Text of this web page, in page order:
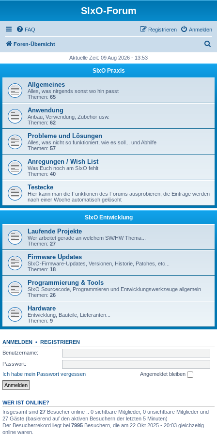
SIxO-Forum
FAQ Anmelden
Registrieren
Foren-Übersicht
h
Aktuelle Zeit: 09 Aug 2026 - 13:53
SIxO Praxis
Allgemeines
Alles, was nirgends sonst wo hin passt
Themen: 65
Anwendung
Anbau, Verwendung, Zubehör usw.
Themen: 62
Probleme und Lösungen
Alles, was nicht so funktioniert, wie es soll... und Abhilfe
Themen: 57
Anregungen / Wish List
Was Euch noch am SIxO fehlt
Themen: 40
Testecke
Hier kann man die Funktionen des Forums ausprobieren; die Einträge werden
nach einer Woche automatisch gelöscht
SIxO Entwicklung
Laufende Projekte
Wer arbeitet gerade an welchem SW/HW Thema...
Themen: 27
Firmware Updates
SIxO-Firmware-Updates, Versionen, Historie, Patches, etc...
Themen: 18
Programmierung & Tools
SIxO Sourcecode, Programmieren und Entwicklungswerkzeuge allgemein
Themen: 26
Hardware
Entwicklung, Bauteile, Lieferanten...
Themen: 9
ANMELDEN • REGISTRIEREN
Benutzername:
Passwort:
Ich habe mein Passwort vergessen
Angemeldet bleiben
WER IST ONLINE?
Insgesamt sind 27 Besucher online :: 0 sichtbare Mitglieder, 0 unsichtbare Mitglieder und
27 Gäste (basierend auf den aktiven Besuchern der letzten 5 Minuten)
Der Besucherrekord liegt bei 7995 Besuchern, die am 22 Okt 2025 - 20:03 gleichzeitig
online waren.